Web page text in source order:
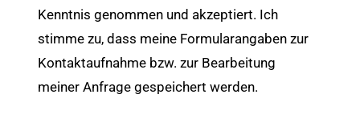
Kenntnis genommen und akzeptiert. Ich
stimme zu, dass meine Formularangaben zur
Kontaktaufnahme bzw. zur Bearbeitung
meiner Anfrage gespeichert werden.